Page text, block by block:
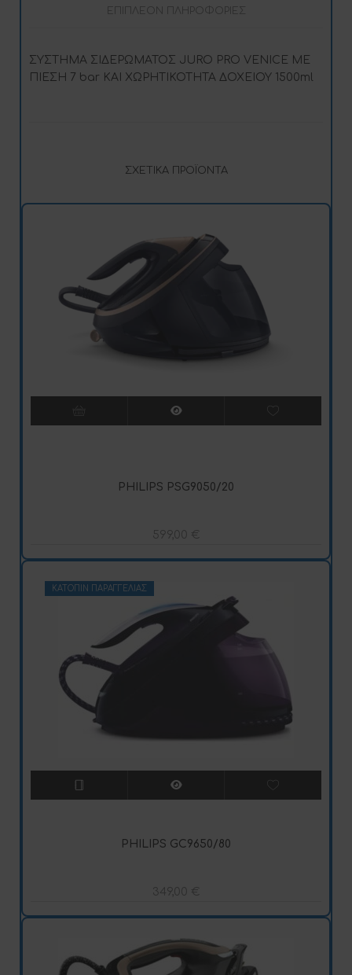
ΕΠΙΠΛΈΟΝ ΠΛΗΡΟΦΟΡΊΕΣ
ΣΥΣΤΗΜΑ ΣΙΔΕΡΩΜΑΤΟΣ JURO PRO VENICE ΜΕ
ΠΙΕΣΗ 7 bar ΚΑΙ ΧΩΡΗΤΙΚΟΤΗΤΑ ΔΟΧΕΙΟΥ 1500ml
ΣΧΕΤΙΚΆ ΠΡΟΪΌΝΤΑ
PHILIPS PSG9050/20
599,00 €
ΚΑΤΌΠΙΝ ΠΑΡΑΓΓΕΛΊΑΣ
PHILIPS GC9650/80
349,00 €